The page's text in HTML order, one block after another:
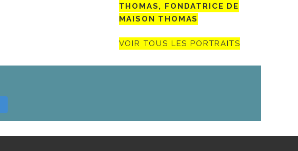
THOMAS, FONDATRICE DE
MAISON THOMAS
VOIR TOUS LES PORTRAITS